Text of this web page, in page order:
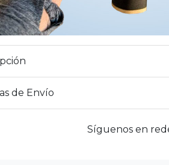
de Envío
Síguenos en